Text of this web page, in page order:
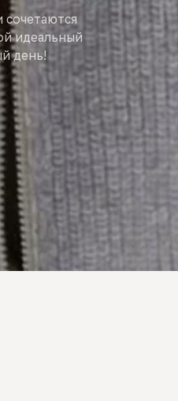
сочетаются
идеальный
день!